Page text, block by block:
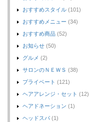
おすすめスタイル (101)
おすすめメニュー (34)
おすすめ商品 (52)
お知らせ (50)
グルメ (2)
サロンのＮＥＷＳ (38)
プライベート (121)
ヘアアレンジ・セット (12)
ヘアドネーション (1)
ヘッドスパ (1)